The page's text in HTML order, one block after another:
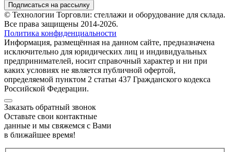
Подписаться на рассылку
© Технологии Торговли: стеллажи и оборудование для склада.
Все права защищены 2014-2026.
Политика конфиденциальности
Информация, размещённая на данном сайте, предназначена
исключительно для юридических лиц и индивидуальных
предпринимателей, носит справочный характер и ни при
каких условиях не является публичной офертой,
определяемой пунктом 2 статьи 437 Гражданского кодекса
Российской Федерации.
Заказать обратный звонок
Оставьте свои контактные
данные и мы свяжемся с Вами
в ближайшее время!